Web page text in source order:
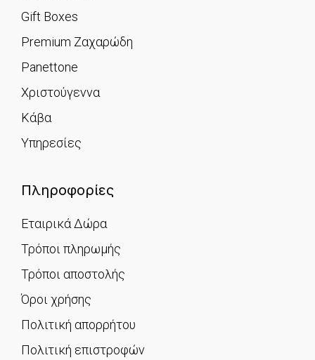
Gift Boxes
Premium Ζαχαρώδη
Panettone
Χριστούγεννα
Κάβα
Υπηρεσίες
Πληροφορίες
Εταιρικά Δώρα
Τρόποι πληρωμής
Τρόποι αποστολής
Όροι χρήσης
Πολιτική απορρήτου
Πολιτική επιστροφών